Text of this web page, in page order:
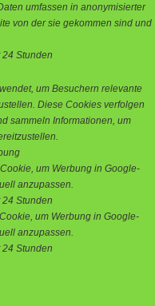
umfassen in anonymisierter
von der sie gekommen sind und
24 Stunden
um Besuchern relevante
Diese Cookies verfolgen
sammeln Informationen, um
um Werbung in Google-
anzupassen.
24 Stunden
um Werbung in Google-
anzupassen.
24 Stunden